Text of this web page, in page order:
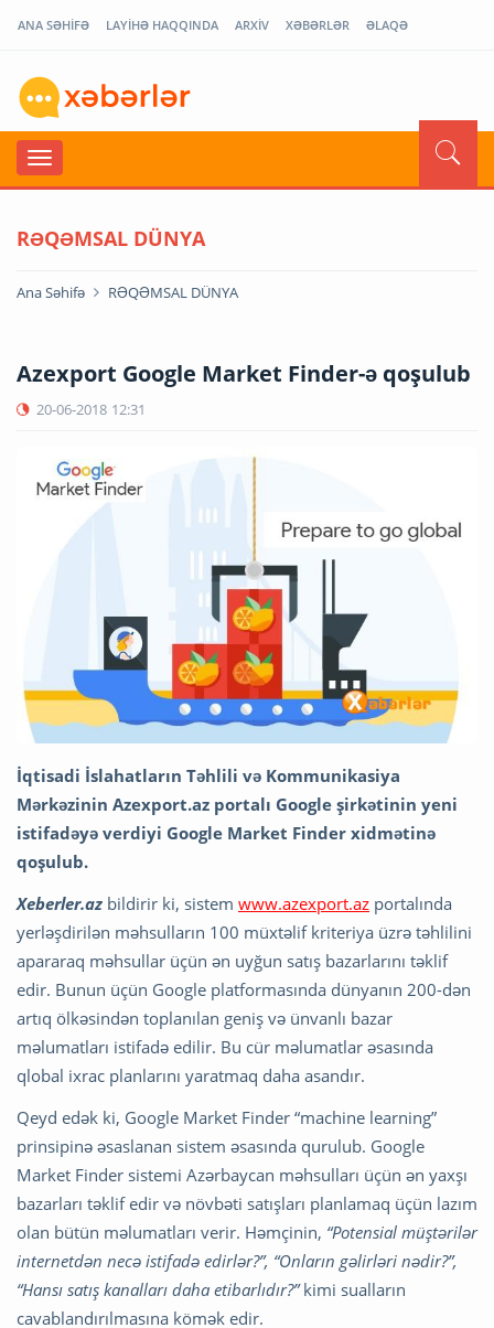
ANA SƏHİFƏ LAYİHƏ HAQQINDA ARXİV XƏBƏRLƏR ƏLAQƏ
RƏQƏMSAL DÜNYA
Ana Səhifə RƏQƏMSAL DÜNYA
Azexport Google Market Finder-ə qoşulub
20-06-2018 12:31
İqtisadi İslahatların Təhlili və Kommunikasiya
Mərkəzinin Azexport.az portalı Google şirkətinin yeni
istifadəyə verdiyi Google Market Finder xidmətinə
qoşulub.
Xeberler.az bildirir ki, sistem www.azexport.az portalında
yerləşdirilən məhsulların 100 müxtəlif kriteriya üzrə təhlilini
apararaq məhsullar üçün ən uyğun satış bazarlarını təklif
edir. Bunun üçün Google platformasında dünyanın 200-dən
artıq ölkəsindən toplanılan geniş və ünvanlı bazar
məlumatları istifadə edilir. Bu cür məlumatlar əsasında
qlobal ixrac planlarını yaratmaq daha asandır.
Qeyd edək ki, Google Market Finder “machine learning”
prinsipinə əsaslanan sistem əsasında qurulub. Google
Market Finder sistemi Azərbaycan məhsulları üçün ən yaxşı
bazarları təklif edir və növbəti satışları planlamaq üçün lazım
olan bütün məlumatları verir. Həmçinin, “Potensial müştərilər
internetdən necə istifadə edirlər?”, “Onların gəlirləri nədir?”,
“Hansı satış kanalları daha etibarlıdır?”kimi sualların
cavablandırılmasına kömək edir.